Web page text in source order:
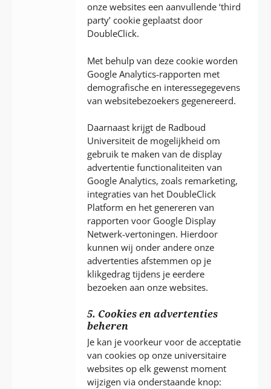
onze websites een aanvullende ‘third
party’ cookie geplaatst door
DoubleClick.
Met behulp van deze cookie worden
Google Analytics-rapporten met
demografische en interessegegevens
van websitebezoekers gegenereerd.
Daarnaast krijgt de Radboud
Universiteit de mogelijkheid om
gebruik te maken van de display
advertentie functionaliteiten van
Google Analytics, zoals remarketing,
integraties van het DoubleClick
Platform en het genereren van
rapporten voor Google Display
Netwerk-vertoningen. Hierdoor
kunnen wij onder andere onze
advertenties afstemmen op je
klikgedrag tijdens je eerdere
bezoeken aan onze websites.
5. Cookies en advertenties
beheren
Je kan je voorkeur voor de acceptatie
van cookies op onze universitaire
websites op elk gewenst moment
wijzigen via onderstaande knop: